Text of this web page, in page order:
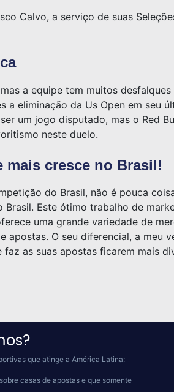
Calvo, a serviço de suas
a equipe tem muitos desfalques
eliminação da Us Open em seu
um jogo disputado, mas o Red
neste duelo.
mais cresce no Brasil!
do Brasil, não é pouca
Este ótimo trabalho de
uma grande variedade de
O seu diferencial, a meu
as suas apostas ficarem mais
que atinge a América Latina:
casas de apostas e que somente